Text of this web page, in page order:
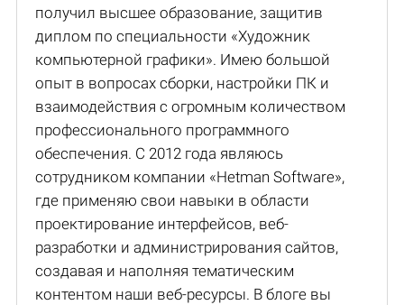
получил высшее образование, защитив
диплом по специальности «Художник
компьютерной графики». Имею большой
опыт в вопросах сборки, настройки ПК и
взаимодействия с огромным количеством
профессионального программного
обеспечения. С 2012 года являюсь
сотрудником компании «Hetman Software»,
где применяю свои навыки в области
проектирование интерфейсов, веб-
разработки и администрирования сайтов,
создавая и наполняя тематическим
контентом наши веб-ресурсы. В блоге вы